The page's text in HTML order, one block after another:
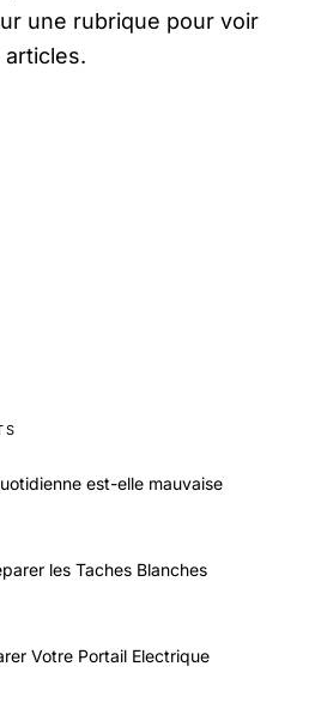
une rubrique pour voir
est-elle mauvaise
les Taches Blanches
Votre Portail Electrique